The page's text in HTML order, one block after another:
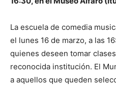
La escuela de comedia
el lunes 16 de marzo, a las
quienes deseen tomar
reconocida institución. El
a aquellos que queden